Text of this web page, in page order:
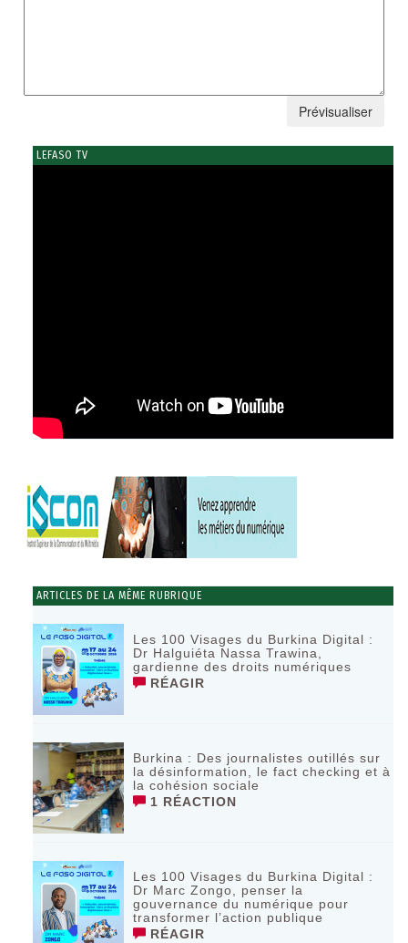
LEFASO TV
ARTICLES DE LA MÊME RUBRIQUE
Les 100 Visages du Burkina Digital :
Dr Halguiéta Nassa Trawina,
gardienne des droits numériques
RÉAGIR
Burkina : Des journalistes outillés sur
la désinformation, le fact checking et à
la cohésion sociale
1 RÉACTION
Les 100 Visages du Burkina Digital :
Dr Marc Zongo, penser la
gouvernance du numérique pour
transformer l’action publique
RÉAGIR